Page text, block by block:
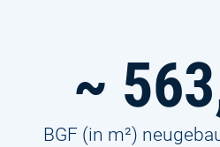
~
BGF (in m²)